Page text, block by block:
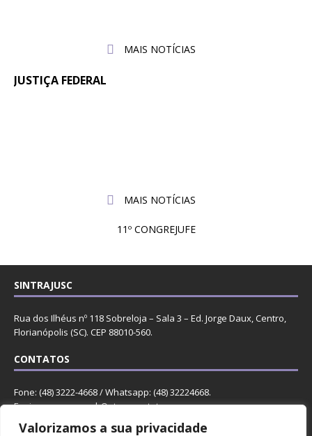
Valorizamos a sua privacidade
MAIS NOTÍCIAS
JUSTIÇA FEDERAL
MAIS NOTÍCIAS
11º CONGREJUFE
SINTRAJUSC
Rua dos Ilhéus nº 118 Sobreloja – Sala 3 – Ed. Jorge Daux, Centro,
Florianópolis (SC). CEP 88010-560.
CONTATOS
Fone: (48) 3222-4668 / Whatsapp: (48) 32224668.
Enviar mensagem. |Outros contatos.
REDES